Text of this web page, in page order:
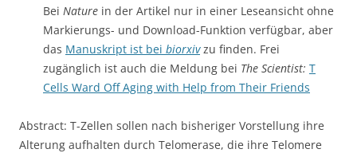
Bei Nature in der Artikel nur in einer Leseansicht ohne
Markierungs- und Download-Funktion verfügbar, aber
das Manuskript ist bei biorxivzu finden. Frei
zugänglich ist auch die Meldung bei The Scientist: T
Cells Ward Off Aging with Help from Their Friends
Abstract: T-Zellen sollen nach bisheriger Vorstellung ihre
Alterung aufhalten durch Telomerase, die ihre Telomere